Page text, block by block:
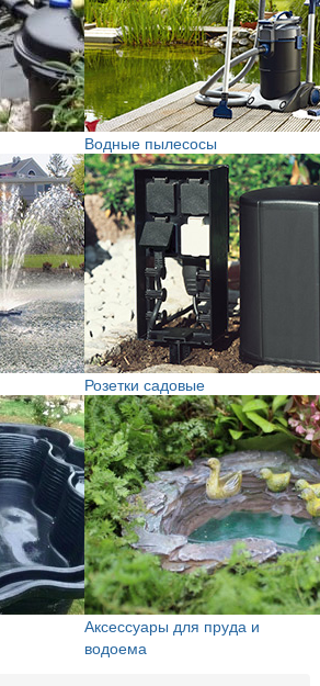
Водные пылесосы
Розетки садовые
Аксессуары для пруда и
водоема